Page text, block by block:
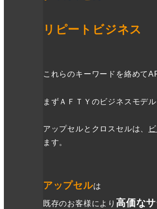
リピートビジネス
これらのキーワードを絡めて
まずＡＦＴＹのビジネスモデ
アップセルとクロスセルは、
ます。
アップセルは
既存のお客様により 高価な